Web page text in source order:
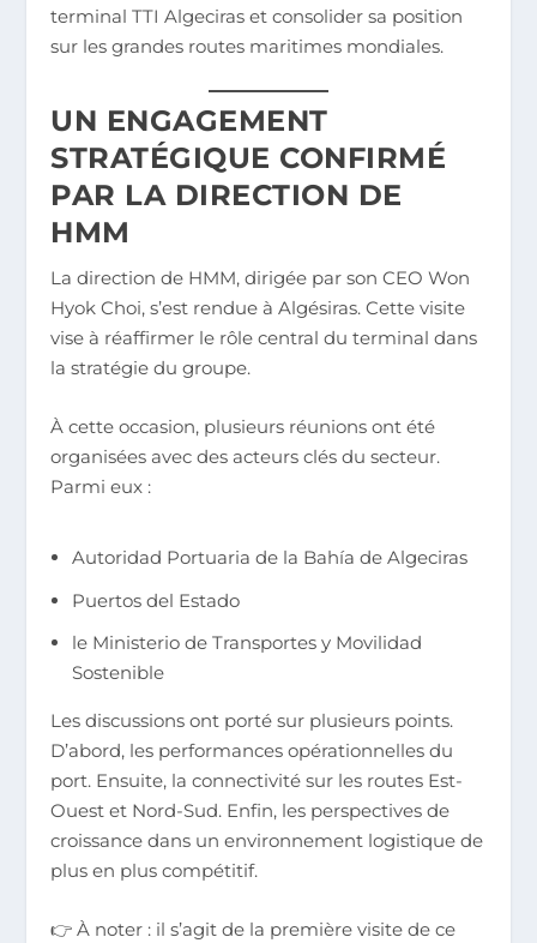
terminal TTI Algeciras et consolider sa position
sur les grandes routes maritimes mondiales.
UN ENGAGEMENT
STRATÉGIQUE CONFIRMÉ
PAR LA DIRECTION DE
HMM
La direction de HMM, dirigée par son CEO Won
Hyok Choi, s’est rendue à Algésiras. Cette visite
vise à réaffirmer le rôle central du terminal dans
la stratégie du groupe.
À cette occasion, plusieurs réunions ont été
organisées avec des acteurs clés du secteur.
Parmi eux :
Autoridad Portuaria de la Bahía de Algeciras
Puertos del Estado
le Ministerio de Transportes y Movilidad
Sostenible
Les discussions ont porté sur plusieurs points.
D’abord, les performances opérationnelles du
port. Ensuite, la connectivité sur les routes Est-
Ouest et Nord-Sud. Enfin, les perspectives de
croissance dans un environnement logistique de
plus en plus compétitif.
👉 À noter : il s’agit de la première visite de ce